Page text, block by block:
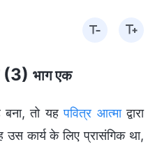
(3) भाग एक
बना, तो यहपवित्र आत्माद्वारा
कार्य के लिए प्रासंगिक था,